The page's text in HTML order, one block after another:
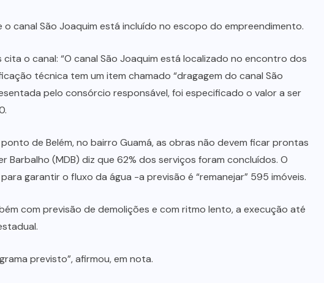
canal São Joaquim está incluído no escopo do empreendimento.
o canal: “O canal São Joaquim está localizado no encontro dos
técnica tem um item chamado “dragagem do canal São
pelo consórcio responsável, foi especificado o valor a ser
de Belém, no bairro Guamá, as obras não devem ficar prontas
Barbalho (MDB) diz que 62% dos serviços foram concluídos. O
garantir o fluxo da água -a previsão é “remanejar” 595 imóveis.
com previsão de demolições e com ritmo lento, a execução até
previsto”, afirmou, em nota.